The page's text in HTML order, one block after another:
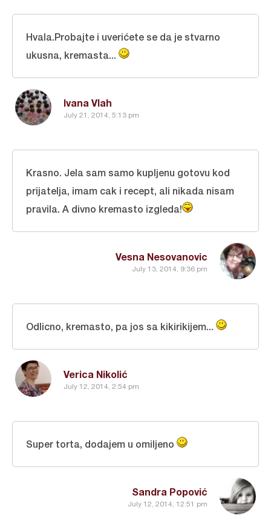
Ivana Vlah
July 21, 2014, 5:13 pm
Hvala.Probajte i uverićete se da je stvarno
ukusna, kremasta...
Vesna Nesovanovic
July 13, 2014, 9:36 pm
Krasno. Jela sam samo kupljenu gotovu kod
prijatelja, imam cak i recept, ali nikada nisam
pravila. A divno kremasto izgleda!
Verica Nikolić
July 12, 2014, 2:54 pm
Odlicno, kremasto, pa jos sa kikirikijem...
Sandra Popović
July 12, 2014, 12:51 pm
Super torta, dodajem u omiljeno